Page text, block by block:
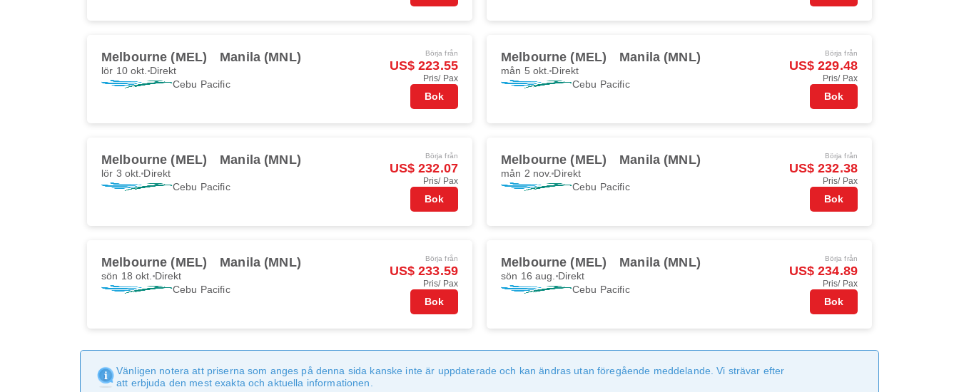
Melbourne (MEL) Manila (MNL)
lör 10 okt. Direkt
Cebu Pacific
Börja från
US$ 223.55
Pris/ Pax
Bok
Melbourne (MEL) Manila (MNL)
mån 5 okt. Direkt
Cebu Pacific
Börja från
US$ 229.48
Pris/ Pax
Bok
Melbourne (MEL) Manila (MNL)
lör 3 okt. Direkt
Cebu Pacific
Börja från
US$ 232.07
Pris/ Pax
Bok
Melbourne (MEL) Manila (MNL)
mån 2 nov. Direkt
Cebu Pacific
Börja från
US$ 232.38
Pris/ Pax
Bok
Melbourne (MEL) Manila (MNL)
sön 18 okt. Direkt
Cebu Pacific
Börja från
US$ 233.59
Pris/ Pax
Bok
Melbourne (MEL) Manila (MNL)
sön 16 aug. Direkt
Cebu Pacific
Börja från
US$ 234.89
Pris/ Pax
Bok
Vänligen notera att priserna som anges på denna sida kanske inte är uppdaterade och kan ändras utan föregående meddelande. Vi strävar efter
att erbjuda den mest exakta och aktuella informationen.